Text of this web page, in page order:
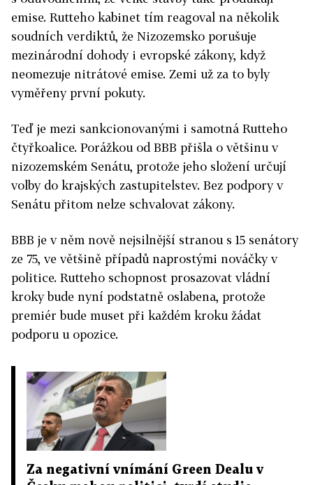
emise. Rutteho kabinet tím reagoval na několik
soudních verdiktů, že Nizozemsko porušuje
mezinárodní dohody i evropské zákony, když
neomezuje nitrátové emise. Zemi už za to byly
vyměřeny první pokuty.
Teď je mezi sankcionovanými i samotná Rutteho
čtyřkoalice. Porážkou od BBB přišla o většinu v
nizozemském Senátu, protože jeho složení určují
volby do krajských zastupitelstev. Bez podpory v
Senátu přitom nelze schvalovat zákony.
BBB je v něm nově nejsilnější stranou s 15 senátory
ze 75, ve většině případů naprostými nováčky v
politice. Rutteho schopnost prosazovat vládní
kroky bude nyní podstatně oslabena, protože
premiér bude muset při každém kroku žádat
podporu u opozice.
Za negativní vnímání Green Dealu v